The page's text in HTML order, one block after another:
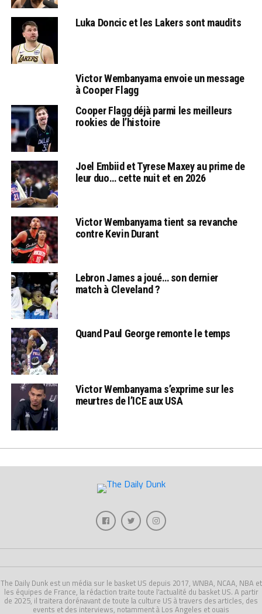
Luka Doncic et les Lakers sont maudits
Victor Wembanyama envoie un message
à Cooper Flagg
Cooper Flagg déjà parmi les meilleurs
rookies de l’histoire
Joel Embiid et Tyrese Maxey au prime de
leur duo… cette nuit et en 2026
Victor Wembanyama tient sa revanche
contre Kevin Durant
Lebron James a joué… son dernier
match à Cleveland ?
Quand Paul George remonte le temps
Victor Wembanyama s’exprime sur les
meurtres de l’ICE aux USA
The Daily Dunk est un média sur le basket US depuis 2017, WNBA, NCAA, NBA et
les équipes de France, la rédaction traite toute l'actualité du basket US. A partir
de 2025, il traitera dorénavant de toute la culture US à travers des articles, des
events et des interviews, notamment à Los Angeles et ouais